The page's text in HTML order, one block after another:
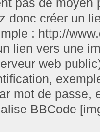
pas de moyen
donc créer un
: http://
lien vers une
web
mot de passe,
BBCode